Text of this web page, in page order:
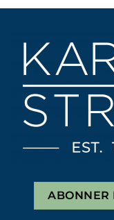
ABONNER